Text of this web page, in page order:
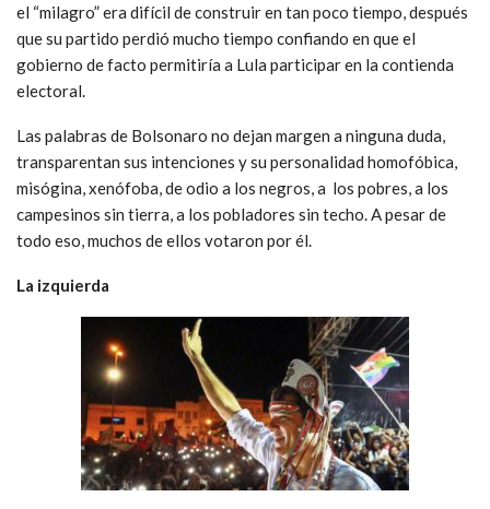
el “milagro” era difícil de construir en tan poco tiempo, después
que su partido perdió mucho tiempo confiando en que el
gobierno de facto permitiría a Lula participar en la contienda
electoral.
Las palabras de Bolsonaro no dejan margen a ninguna duda,
transparentan sus intenciones y su personalidad homofóbica,
misógina, xenófoba, de odio a los negros, a los pobres, a los
campesinos sin tierra, a los pobladores sin techo. A pesar de
todo eso, muchos de ellos votaron por él.
La izquierda